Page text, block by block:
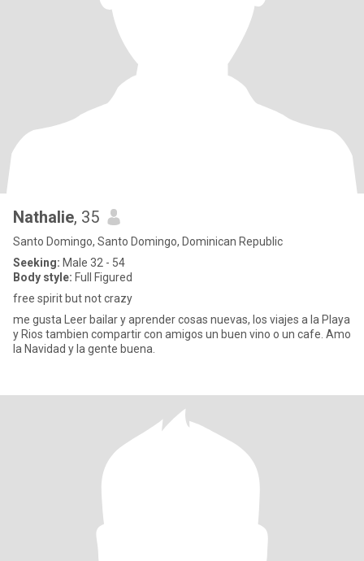
Nathalie, 35
Santo Domingo, Santo Domingo, Dominican Republic
Seeking: Male 32 - 54
Body style: Full Figured
free spirit but not crazy
me gusta Leer bailar y aprender cosas nuevas, los viajes a la Playa
y Rios tambien compartir con amigos un buen vino o un cafe. Amo
la Navidad y la gente buena.